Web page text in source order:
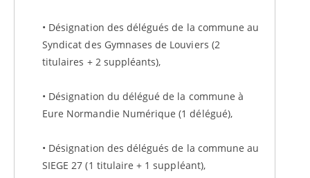
• Désignation des délégués de la commune au
Syndicat des Gymnases de Louviers (2
titulaires + 2 suppléants),
• Désignation du délégué de la commune à
Eure Normandie Numérique (1 délégué),
• Désignation des délégués de la commune au
SIEGE 27 (1 titulaire + 1 suppléant),